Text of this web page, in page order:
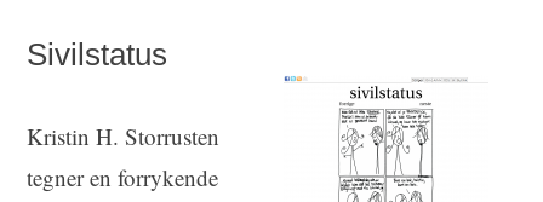
Sivilstatus
Kristin H. Storrusten
tegner en forrykende